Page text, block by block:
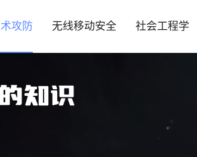
攻防 无线移动安全 社会工程学
知识